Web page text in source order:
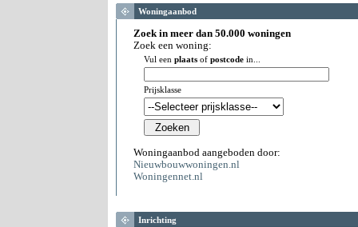
Woningaanbod
Zoek in meer dan 50.000 woningen
Zoek een woning:
Vul een plaats of postcode in...
Prijsklasse
Woningaanbod aangeboden door:
Nieuwbouwwoningen.nl
Woningennet.nl
Inrichting